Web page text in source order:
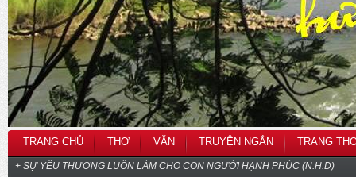
TRANG CHỦ THƠ VĂN TRUYỆN NGẮN TRANG
+ SỰ YÊU THƯƠNG LUÔN LÀM CHO CON NGƯỜI HẠNH PHÚC (N.H.D)